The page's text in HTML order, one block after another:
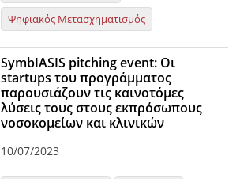
Ψηφιακός Μετασχηματισμός
SymbIASIS pitching event: Οι
startups του προγράμματος
παρουσιάζουν τις καινοτόμες
λύσεις τους στους εκπρόσωπους
νοσοκομείων και κλινικών
10/07/2023